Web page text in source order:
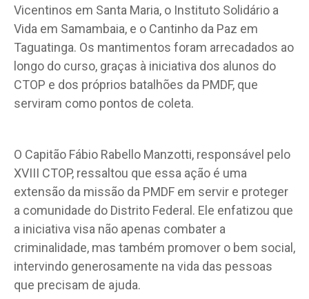
Vicentinos em Santa Maria, o Instituto Solidário a
Vida em Samambaia, e o Cantinho da Paz em
Taguatinga. Os mantimentos foram arrecadados ao
longo do curso, graças à iniciativa dos alunos do
CTOP e dos próprios batalhões da PMDF, que
serviram como pontos de coleta.
O Capitão Fábio Rabello Manzotti, responsável pelo
XVIII CTOP, ressaltou que essa ação é uma
extensão da missão da PMDF em servir e proteger
a comunidade do Distrito Federal. Ele enfatizou que
a iniciativa visa não apenas combater a
criminalidade, mas também promover o bem social,
intervindo generosamente na vida das pessoas
que precisam de ajuda.